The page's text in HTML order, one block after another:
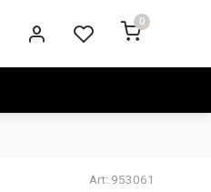
0
Art: 953061